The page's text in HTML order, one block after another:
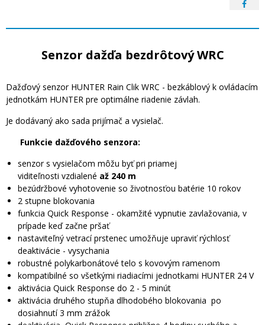
Senzor dažďa bezdrôtový WRC
Dažďový senzor HUNTER Rain Clik WRC - bezkáblový k ovládacím
jednotkám HUNTER pre optimálne riadenie závlah.
Je dodávaný ako sada prijímač a vysielač.
Funkcie dažďového senzora:
senzor s vysielačom môžu byť pri priamej
viditeľnosti vzdialené až 240 m
bezúdržbové vyhotovenie so životnosťou batérie 10 rokov
2 stupne blokovania
funkcia Quick Response - okamžité vypnutie zavlažovania, v
prípade keď začne pršať
nastaviteľný vetrací prstenec umožňuje upraviť rýchlosť
deaktivácie - vysychania
robustné polykarbonátové telo s kovovým ramenom
kompatibilné so všetkými riadiacími jednotkami HUNTER 24 V
aktivácia Quick Response do 2 - 5 minút
aktivácia druhého stupňa dlhodobého blokovania po
dosiahnutí 3 mm zrážok